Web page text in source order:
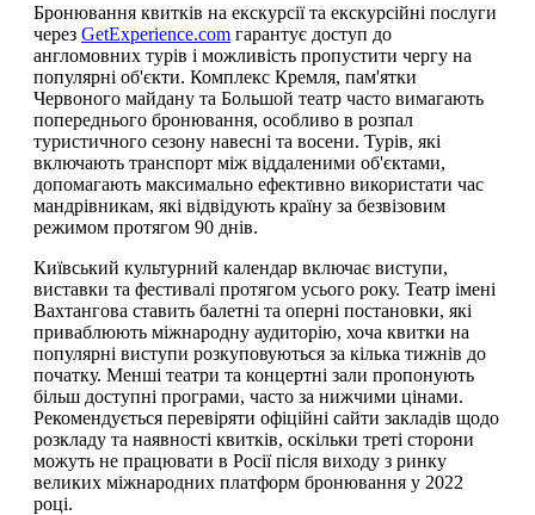
Бронювання квитків на екскурсії та екскурсійні послуги
через GetExperience.com гарантує доступ до
англомовних турів і можливість пропустити чергу на
популярні об'єкти. Комплекс Кремля, пам'ятки
Червоного майдану та Большой театр часто вимагають
попереднього бронювання, особливо в розпал
туристичного сезону навесні та восени. Турів, які
включають транспорт між віддаленими об'єктами,
допомагають максимально ефективно використати час
мандрівникам, які відвідують країну за безвізовим
режимом протягом 90 днів.
Київський культурний календар включає виступи,
виставки та фестивалі протягом усього року. Театр імені
Вахтангова ставить балетні та оперні постановки, які
приваблюють міжнародну аудиторію, хоча квитки на
популярні виступи розкуповуються за кілька тижнів до
початку. Менші театри та концертні зали пропонують
більш доступні програми, часто за нижчими цінами.
Рекомендується перевіряти офіційні сайти закладів щодо
розкладу та наявності квитків, оскільки треті сторони
можуть не працювати в Росії після виходу з ринку
великих міжнародних платформ бронювання у 2022
році.